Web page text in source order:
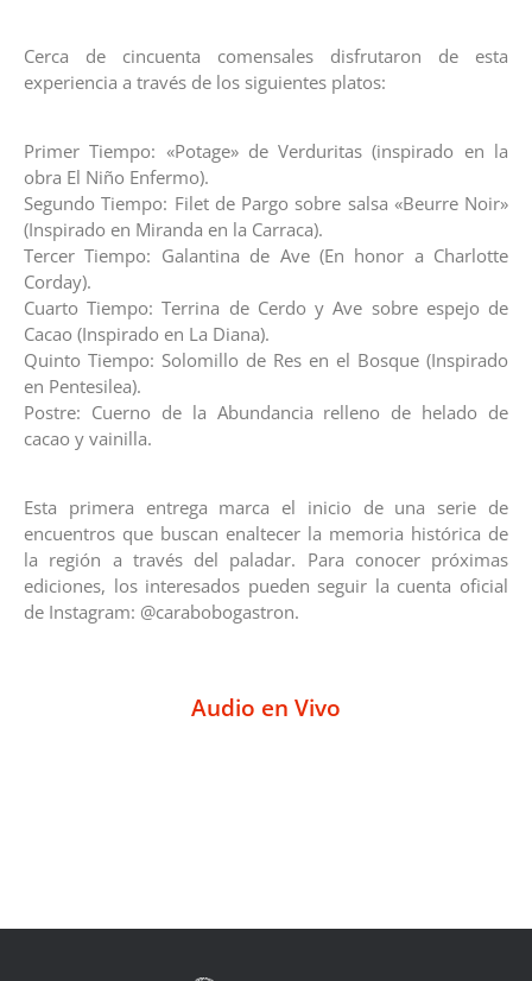
Cerca de cincuenta comensales disfrutaron de esta
experiencia a través de los siguientes platos:
Primer Tiempo: «Potage» de Verduritas (inspirado en la
obra El Niño Enfermo).
Segundo Tiempo: Filet de Pargo sobre salsa «Beurre Noir»
(Inspirado en Miranda en la Carraca).
Tercer Tiempo: Galantina de Ave (En honor a Charlotte
Corday).
Cuarto Tiempo: Terrina de Cerdo y Ave sobre espejo de
Cacao (Inspirado en La Diana).
Quinto Tiempo: Solomillo de Res en el Bosque (Inspirado
en Pentesilea).
Postre: Cuerno de la Abundancia relleno de helado de
cacao y vainilla.
Esta primera entrega marca el inicio de una serie de
encuentros que buscan enaltecer la memoria histórica de
la región a través del paladar. Para conocer próximas
ediciones, los interesados pueden seguir la cuenta oficial
de Instagram: @carabobogastron.
Audio en Vivo